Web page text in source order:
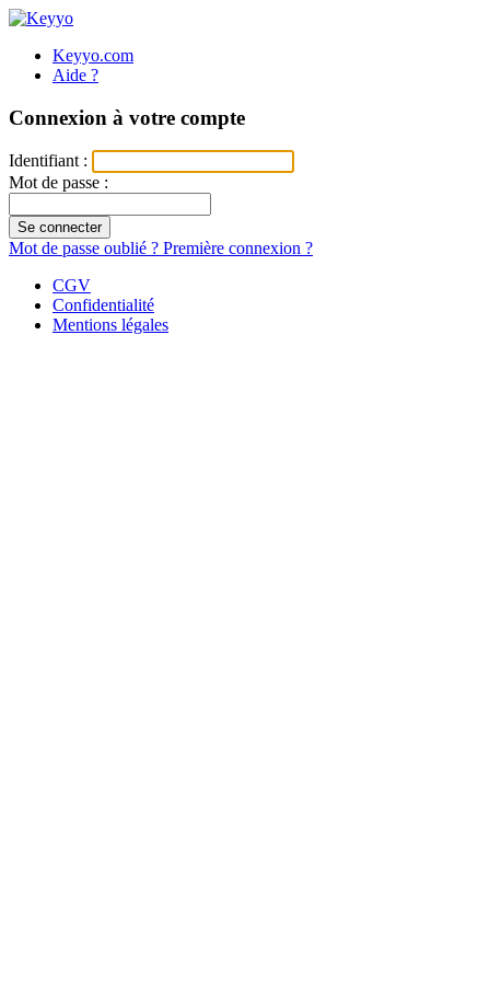
Keyyo.com
Aide ?
Connexion à votre compte
Identifiant :
Mot de passe :
Se connecter
Mot de passe oublié ? Première connexion ?
CGV
Confidentialité
Mentions légales